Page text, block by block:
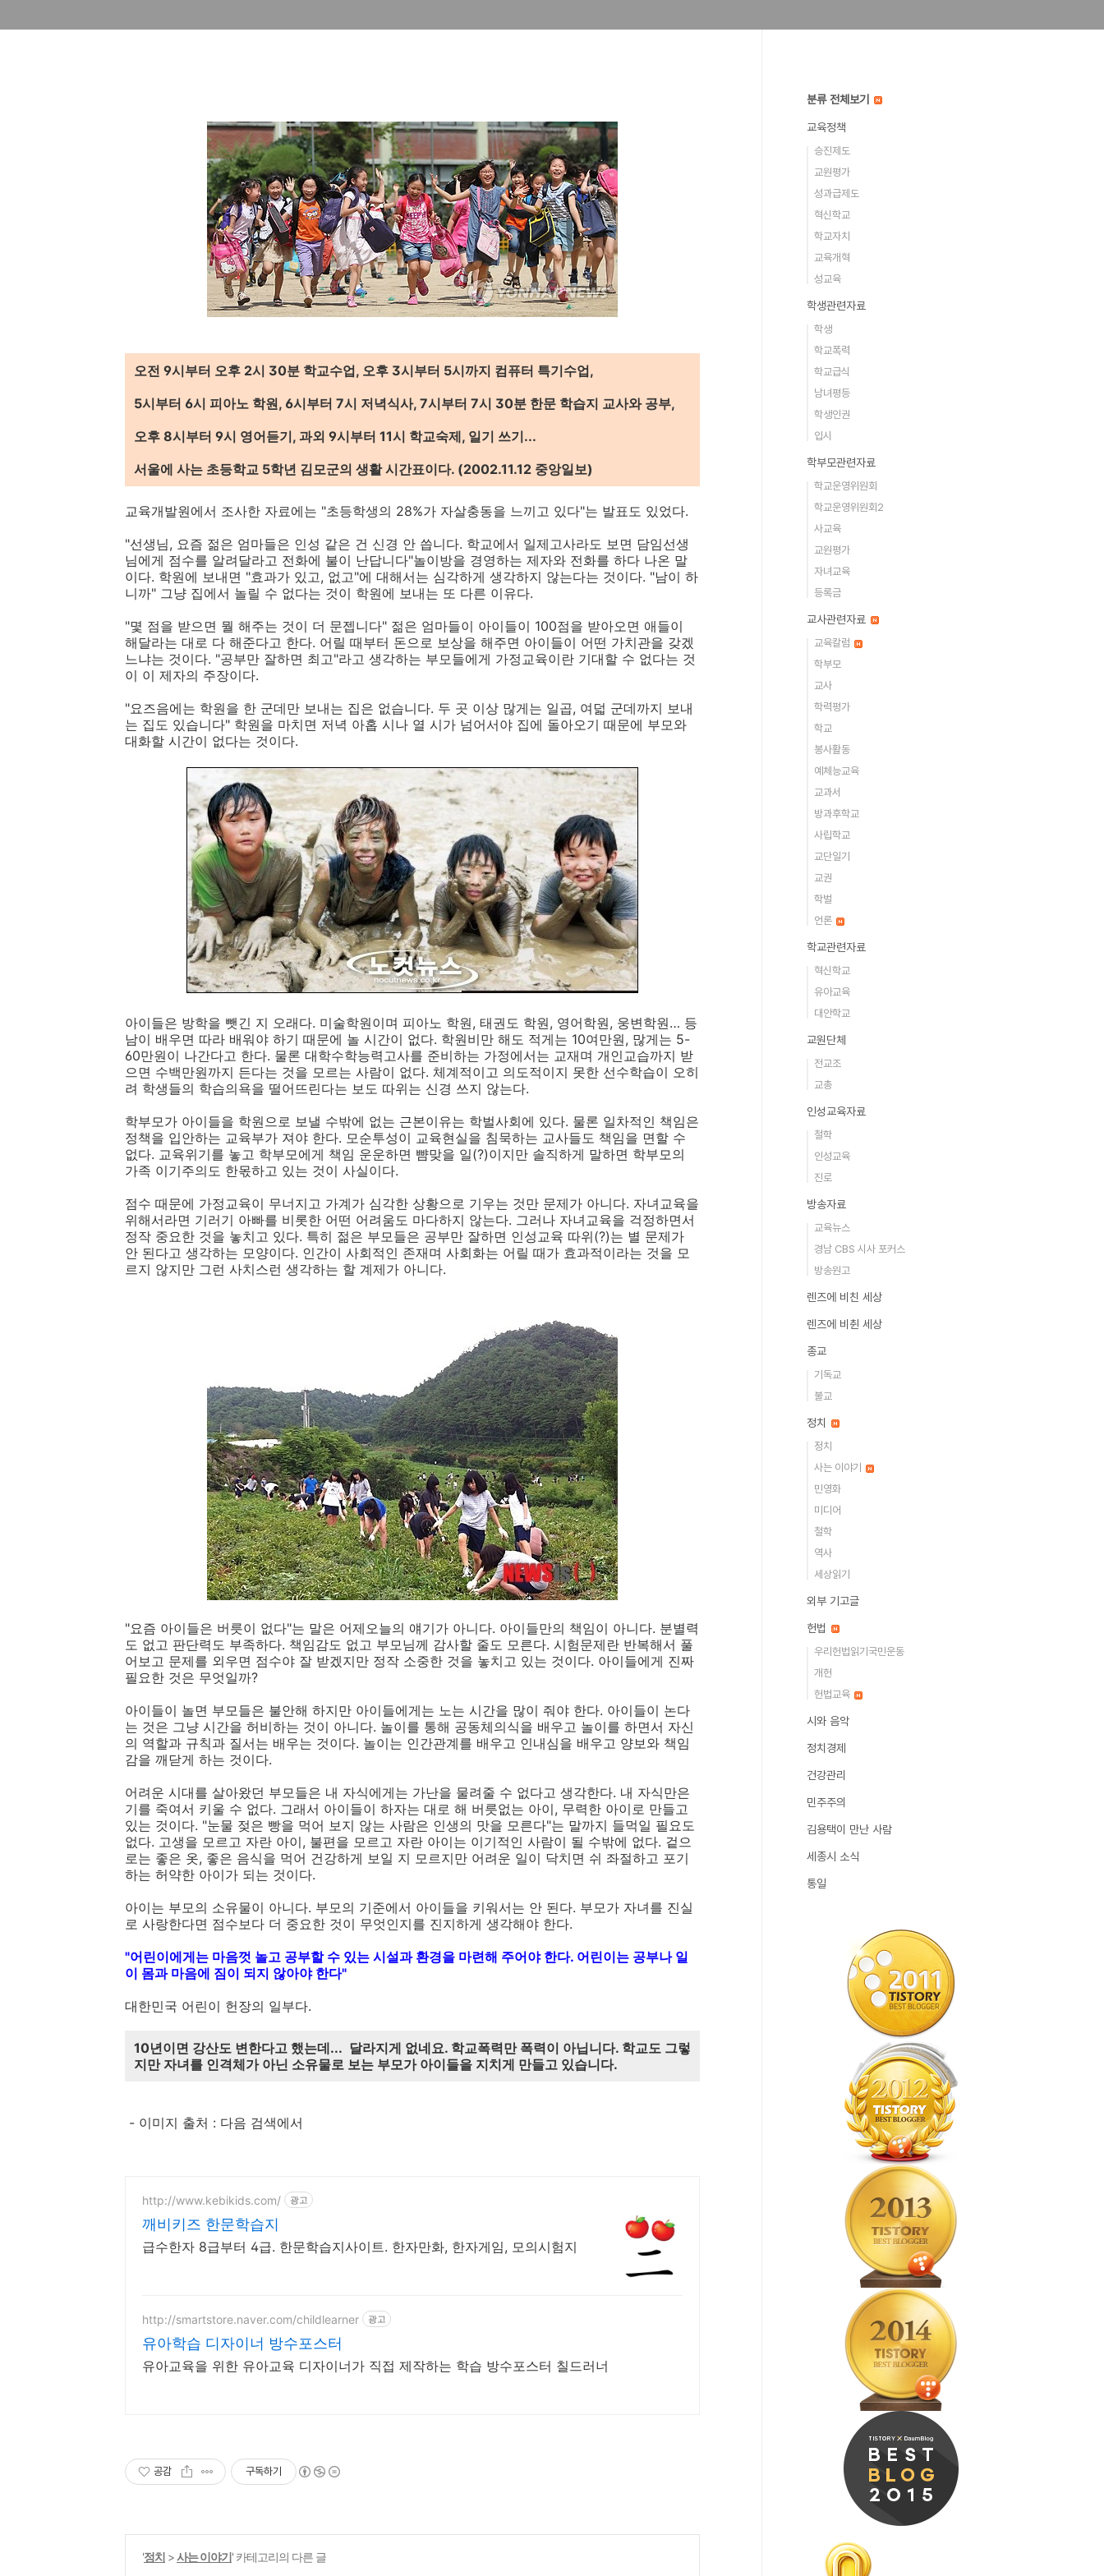
오전 9시부터 오후 2시 30분 학교수업, 오후 3시부터 5시까지 컴퓨터 특기수업,
5시부터 6시 피아노 학원, 6시부터 7시 저녁식사, 7시부터 7시 30분 한문 학습지 교사와 공부,
오후 8시부터 9시 영어듣기, 과외 9시부터 11시 학교숙제, 일기 쓰기...
서울에 사는 초등학교 5학년 김모군의 생활 시간표이다. (2002.11.12 중앙일보)
교육개발원에서 조사한 자료에는 "초등학생의 28%가 자살충동을 느끼고 있다"는 발표도 있었다.
"선생님, 요즘 젊은 엄마들은 인성 같은 건 신경 안 씁니다. 학교에서 일제고사라도 보면 담임선생
님에게 점수를 알려달라고 전화에 불이 난답니다"놀이방을 경영하는 제자와 전화를 하다 나온 말
이다. 학원에 보내면 "효과가 있고, 없고"에 대해서는 심각하게 생각하지 않는다는 것이다. "남이 하
니까" 그냥 집에서 놀릴 수 없다는 것이 학원에 보내는 또 다른 이유다.
"몇 점을 받으면 뭘 해주는 것이 더 문젭니다" 젊은 엄마들이 아이들이 100점을 받아오면 애들이
해달라는 대로 다 해준다고 한다. 어릴 때부터 돈으로 보상을 해주면 아이들이 어떤 가치관을 갖겠
느냐는 것이다. "공부만 잘하면 최고"라고 생각하는 부모들에게 가정교육이란 기대할 수 없다는 것
이 이 제자의 주장이다.
"요즈음에는 학원을 한 군데만 보내는 집은 없습니다. 두 곳 이상 많게는 일곱, 여덟 군데까지 보내
는 집도 있습니다" 학원을 마치면 저녁 아홉 시나 열 시가 넘어서야 집에 돌아오기 때문에 부모와
대화할 시간이 없다는 것이다.
아이들은 방학을 뺏긴 지 오래다. 미술학원이며 피아노 학원, 태권도 학원, 영어학원, 웅변학원… 등
남이 배우면 따라 배워야 하기 때문에 놀 시간이 없다. 학원비만 해도 적게는 10여만원, 많게는 5-
60만원이 나간다고 한다. 물론 대학수학능력고사를 준비하는 가정에서는 교재며 개인교습까지 받
으면 수백만원까지 든다는 것을 모르는 사람이 없다. 체계적이고 의도적이지 못한 선수학습이 오히
려 학생들의 학습의욕을 떨어뜨린다는 보도 따위는 신경 쓰지 않는다.
학부모가 아이들을 학원으로 보낼 수밖에 없는 근본이유는 학벌사회에 있다. 물론 일차적인 책임은
정책을 입안하는 교육부가 져야 한다. 모순투성이 교육현실을 침묵하는 교사들도 책임을 면할 수
없다. 교육위기를 놓고 학부모에게 책임 운운하면 뺨맞을 일(?)이지만 솔직하게 말하면 학부모의
가족 이기주의도 한몫하고 있는 것이 사실이다.
점수 때문에 가정교육이 무너지고 가계가 심각한 상황으로 기우는 것만 문제가 아니다. 자녀교육을
위해서라면 기러기 아빠를 비롯한 어떤 어려움도 마다하지 않는다. 그러나 자녀교육을 걱정하면서
정작 중요한 것을 놓치고 있다. 특히 젊은 부모들은 공부만 잘하면 인성교육 따위(?)는 별 문제가
안 된다고 생각하는 모양이다. 인간이 사회적인 존재며 사회화는 어릴 때가 효과적이라는 것을 모
르지 않지만 그런 사치스런 생각하는 할 계제가 아니다.
"요즘 아이들은 버릇이 없다"는 말은 어제오늘의 얘기가 아니다. 아이들만의 책임이 아니다. 분별력
도 없고 판단력도 부족하다. 책임감도 없고 부모님께 감사할 줄도 모른다. 시험문제란 반복해서 풀
어보고 문제를 외우면 점수야 잘 받겠지만 정작 소중한 것을 놓치고 있는 것이다. 아이들에게 진짜
필요한 것은 무엇일까?
아이들이 놀면 부모들은 불안해 하지만 아이들에게는 노는 시간을 많이 줘야 한다. 아이들이 논다
는 것은 그냥 시간을 허비하는 것이 아니다. 놀이를 통해 공동체의식을 배우고 놀이를 하면서 자신
의 역할과 규칙과 질서는 배우는 것이다. 놀이는 인간관계를 배우고 인내심을 배우고 양보와 책임
감을 깨닫게 하는 것이다.
어려운 시대를 살아왔던 부모들은 내 자식에게는 가난을 물려줄 수 없다고 생각한다. 내 자식만은
기를 죽여서 키울 수 없다. 그래서 아이들이 하자는 대로 해 버릇없는 아이, 무력한 아이로 만들고
있는 것이다. "눈물 젖은 빵을 먹어 보지 않는 사람은 인생의 맛을 모른다"는 말까지 들먹일 필요도
없다. 고생을 모르고 자란 아이, 불편을 모르고 자란 아이는 이기적인 사람이 될 수밖에 없다. 겉으
로는 좋은 옷, 좋은 음식을 먹어 건강하게 보일 지 모르지만 어려운 일이 닥치면 쉬 좌절하고 포기
하는 허약한 아이가 되는 것이다.
아이는 부모의 소유물이 아니다. 부모의 기준에서 아이들을 키워서는 안 된다. 부모가 자녀를 진실
로 사랑한다면 점수보다 더 중요한 것이 무엇인지를 진지하게 생각해야 한다.
"어린이에게는 마음껏 놀고 공부할 수 있는 시설과 환경을 마련해 주어야 한다. 어린이는 공부나 일
이 몸과 마음에 짐이 되지 않아야 한다"
대한민국 어린이 헌장의 일부다.
10년이면 강산도 변한다고 했는데... 달라지게 없네요. 학교폭력만 폭력이 아닙니다. 학교도 그렇
지만 자녀를 인격체가 아닌 소유물로 보는 부모가 아이들을 지치게 만들고 있습니다.
- 이미지 출처 : 다음 검색에서
http://www.kebikids.com/ 광고
깨비키즈 한문학습지
급수한자 8급부터 4급. 한문학습지사이트. 한자만화, 한자게임, 모의시험지
http://smartstore.naver.com/childlearner 광고
유아학습 디자이너 방수포스터
유아교육을 위한 유아교육 디자이너가 직접 제작하는 학습 방수포스터 칠드러너
공감 구독하기
'정치 >사는 이야기' 카테고리의 다른 글
분류 전체보기
교육정책
승진제도
교원평가
성과급제도
혁신학교
학교자치
교육개혁
성교육
학생관련자료
학생
학교폭력
학교급식
남녀평등
학생인권
입시
학부모관련자료
학교운영위원회
학교운영위원회2
사교육
교원평가
자녀교육
등록금
교사관련자료
교육칼럼
학부모
교사
학력평가
학교
봉사활동
예체능교육
교과서
방과후학교
사립학교
교단일기
교권
학벌
언론
학교관련자료
혁신학교
유아교육
대안학교
교원단체
전교조
교총
인성교육자료
철학
인성교육
진로
방송자료
교육뉴스
경남 CBS 시사 포커스
방송원고
렌즈에 비친 세상
렌즈에 비췬 세상
종교
기독교
불교
정치
정치
사는 이야기
민영화
미디어
철학
역사
세상읽기
외부 기고글
헌법
우리헌법읽기국민운동
개헌
헌법교육
시와 음악
정치경제
건강관리
민주주의
김용택이 만난 사람
세종시 소식
통일